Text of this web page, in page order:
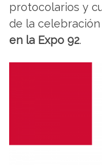
protocolarios y
de la
en la Expo 92.